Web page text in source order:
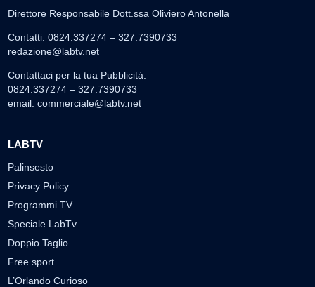
Direttore Responsabile Dott.ssa Oliviero Antonella
Contatti: 0824.337274 – 327.7390733
redazione@labtv.net
Contattaci per la tua Pubblicità:
0824.337274 – 327.7390733
email: commerciale@labtv.net
LABTV
Palinsesto
Privacy Policy
Programmi TV
Speciale LabTv
Doppio Taglio
Free sport
L’Orlando Curioso